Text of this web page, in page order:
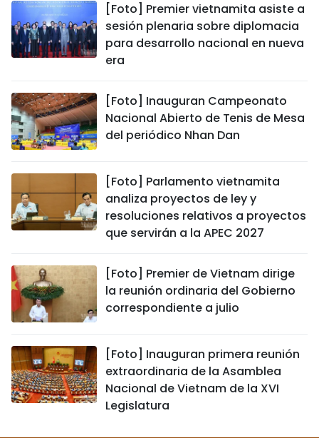
[Foto] Premier vietnamita asiste a
sesión plenaria sobre diplomacia
para desarrollo nacional en nueva
era
[Foto] Inauguran Campeonato
Nacional Abierto de Tenis de Mesa
del periódico Nhan Dan
[Foto] Parlamento vietnamita
analiza proyectos de ley y
resoluciones relativos a proyectos
que servirán a la APEC 2027
[Foto] Premier de Vietnam dirige
la reunión ordinaria del Gobierno
correspondiente a julio
[Foto] Inauguran primera reunión
extraordinaria de la Asamblea
Nacional de Vietnam de la XVI
Legislatura